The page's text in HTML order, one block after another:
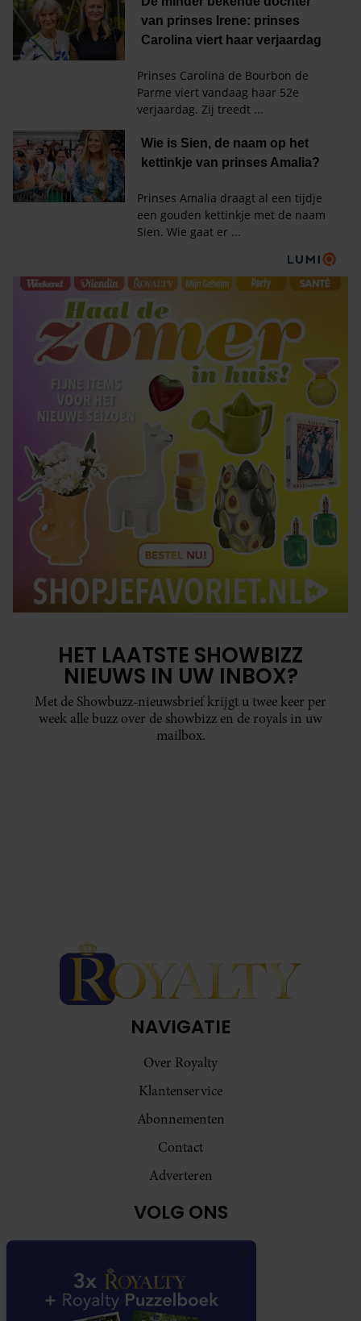
HET LAATSTE SHOWBIZZ
NIEUWS IN UW INBOX?
Met de Showbuzz-nieuwsbrief krijgt u twee keer per
week alle buzz over de showbizz en de royals in uw
mailbox.
NAVIGATIE
Over Royalty
Klantenservice
Abonnementen
Contact
Adverteren
VOLG ONS